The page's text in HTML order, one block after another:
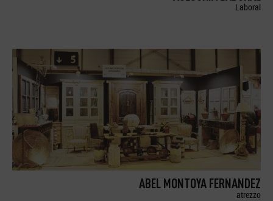
Laboral
ABEL MONTOYA FERNANDEZ
atrezzo